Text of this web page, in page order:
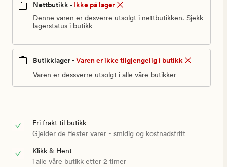
Vanlig
kr
Nettbutikk - Ikke på lager
Denne varen er desverre utsolgt i nettbutikken. Sjekk
lagerstatus i butikk
Butikklager -Varen er ikke tilgjengelig i butikk
Varen er dessverre utsolgt i alle våre butikker
Fri frakt til butikk
Gjelder de flester varer - smidig og kostnadsfritt
Klikk & Hent
i alle våre butikk etter 2 timer